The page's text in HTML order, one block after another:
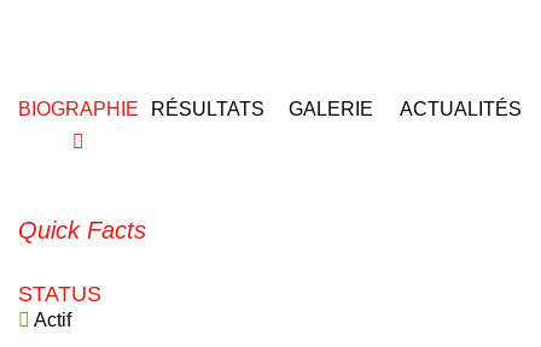
BIOGRAPHIE RÉSULTATS GALERIE ACTUALITÉS
Quick Facts
STATUS
Actif